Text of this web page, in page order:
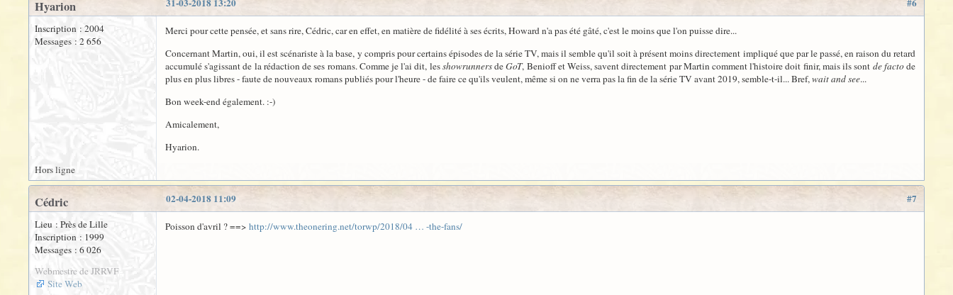
#6
31-03-2018 13:20
Hyarion
Inscription : 2004
Messages : 2 656
Merci pour cette pensée, et sans rire, Cédric, car en effet, en matière de fidélité à ses écrits, Howard n'a pas été gâté, c'est le moins que l'on puisse dire...
Concernant Martin, oui, il est scénariste à la base, y compris pour certains épisodes de la série TV, mais il semble qu'il soit à présent moins directement impliqué que par le passé, en raison du retard
accumulé s'agissant de la rédaction de ses romans. Comme je l'ai dit, lesshowrunnersdeGoT, Benioff et Weiss, savent directement par Martin comment l'histoire doit finir, mais ils sont de factode
plus en plus libres - faute de nouveaux romans publiés pour l'heure - de faire ce qu'ils veulent, même si on ne verra pas la fin de la série TV avant 2019, semble-t-il... Bref,wait and see...
Bon week-end également. :-)
Amicalement,
Hyarion.
Hors ligne
#7
02-04-2018 11:09
Cédric
Lieu : Près de Lille
Inscription : 1999
Messages : 6 026
Webmestre de JRRVF
Site Web
Poisson d'avril ? ==> http://www.theonering.net/torwp/2018/04 … -the-fans/